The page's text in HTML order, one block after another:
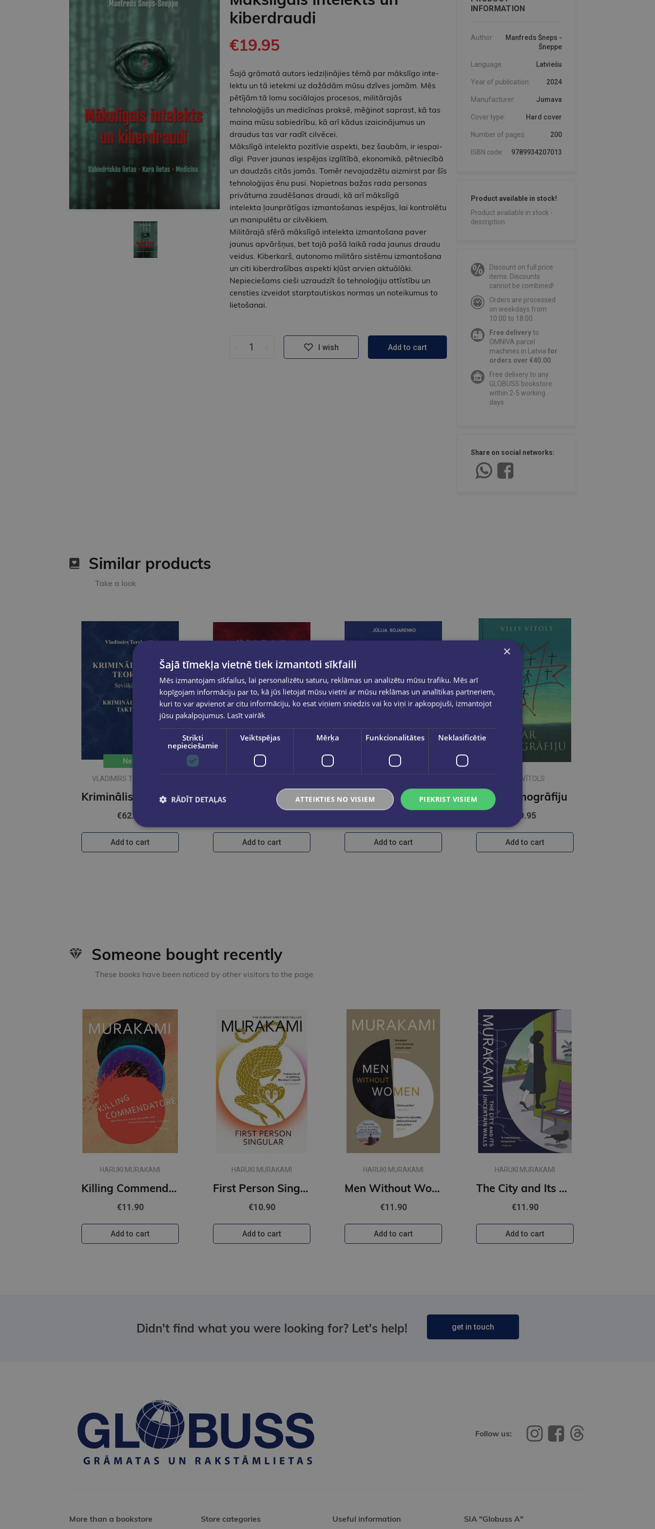
kiberdraudi
€19.95
Šajā grāmatā autors iedziļinājies tēmā par mākslīgo ­inte­
lektu un tā ietekmi uz dažādām mūsu dzīves jomām. Mēs
pētījām tā lomu sociālajos procesos, militārajās
tehnoloģijās un medicīnas praksē, mēģinot saprast, kā tas
maina mūsu sabiedrību, kā arī kādus izaicinājumus un
draudus tas var radīt cilvēcei.
Mākslīgā intelekta pozitīvie aspekti, bez šaubām, ir iespai­­
dīgi. Paver jaunas iespējas izglītībā, ekonomikā, pētniecībā
un ­daudzās citās jomās. Tomēr nevajadzētu aizmirst par šīs
tehnoloģijas ēnu pusi. Nopietnas bažas rada personas
privātuma zaudēšanas draudi, kā arī ­mākslīgā
intelekta ļaunprātīgas izmantošanas iespējas, lai kontrolētu
un manipulētu ar cilvēkiem.
Militārajā sfērā mākslīgā intelekta izmantošana paver
jaunus apvāršņus, bet tajā pašā laikā rada jaunus draudu
veidus. Kiberkarš, autonomo militāro sistēmu izmanto­šana
un citi kiberdrošības aspekti kļūst arvien aktuālāki.
Nepieciešams cieši uzraudzīt šo tehnoloģiju attīstību un
censties izveidot starptautiskas normas un noteikumus to
lietošanai.
I wish Add to cart
INFORMATION
Author:
Manfreds Šneps -
Šneppe
Language: Latviešu
Year of publication: 2024
Manufacturer: Jumava
Cover type: Hard cover
Number of pages: 200
ISBN code: 9789934207013
Product available in stock!
Product available in stock -
description
Discount on full price
items. Discounts
cannot be combined!
Orders are processed
on weekdays from
10:00 to 18:00.
Free deliveryto
OMNIVA parcel
machines in Latvia for
orders over €40.00.
Free delivery to any
GLOBUSS bookstore
within 2-5 working
days.
Share on social networks:
Similar products
Take a look
New
VLADIMIRS TEREHOVIČS
Kriminālistikas teorija. Sevišķā daļa. Kriminālistiskā taktika
€62.50
Add to cart
Kriminālistikas teorija. Vispārīgā daļa
Add to cart
Praktiskā finanšu grāmatvedība 1 daļa. atkārtots un papildināts 2. izdevums
Add to cart
VILIS VĪTOLS
Par demogrāfiju
€9.95
Add to cart
Someone bought recently
These books have been noticed by other visitors to the page
HARUKI MURAKAMI
Killing Commendatore
€11.90
Add to cart
HARUKI MURAKAMI
First Person Singular : mind-bending new collection of short stories
€10.90
Add to cart
HARUKI MURAKAMI
Men Without Women
€11.90
Add to cart
HARUKI MURAKAMI
The City and Its Uncertain Walls (paperback, s)
€11.90
Add to cart
Didn't find what you were looking for? Let's help! get in touch
Follow us:
More than a bookstore Store categories Useful information SIA "Globuss A"
×
Šajā tīmekļa vietnē tiek izmantoti sīkfaili
Mēs izmantojam sīkfailus, lai personalizētu saturu, reklāmas un analizētu mūsu trafiku. Mēs arī
kopīgojam informāciju par to, kā jūs lietojat mūsu vietni ar mūsu reklāmas un analītikas partneriem,
kuri to var apvienot ar citu informāciju, ko esat viņiem sniedzis vai ko viņi ir apkopojuši, izmantojot
jūsu pakalpojumus. Lasīt vairāk
Strikti
nepieciešamie
Veiktspējas Mērķa Funkcionalitātes Neklasificētie
PIEKRIST VISIEM
ATTEIKTIES NO VISIEM
RĀDĪT DETAĻAS